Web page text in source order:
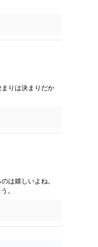
りは決まりだか
は嬉しいよね。
。